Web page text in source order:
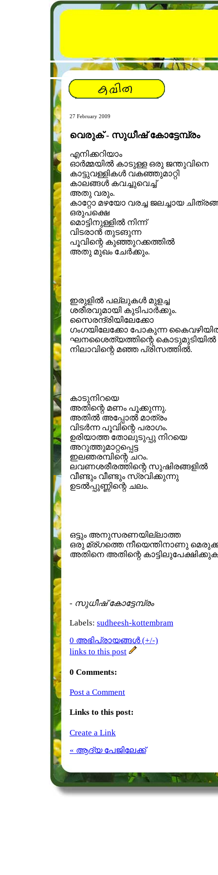
27 February 2009
വെരുക് - സുധീഷ് കോട്ടേമ്പ്രം
എനിക്കറിയാം
ഓര്‍മ്മയില്‍ കാടുള്ള ഒരു ജന്തുവിനെ
കാട്ടുവള്ളികള്‍ വകഞ്ഞുമാറ്റി
കാലങ്ങള്‍ കവച്ചുവെച്ച്
അതു വരും.
കാറ്റോ മഴയോ വര‍ച്ച ജലച്ചായ
ഒരുപക്ഷെ
മൊട്ടിനുള്ളില്‍ നിന്ന്
വിടരാന്‍ തുടങുന്ന
പൂവിന്റെ കുഞ്ഞുറക്കത്തില്‍
അതു മുഖം ചേര്‍ക്കും.
ഇരുളില്‍ പല്ലുകള്‍ മുളച്ച
ശരീരവുമായി കുടിപാര്‍ക്കും.
സൈരന്ദ്രിയിലേക്കോ
ഗംഗയിലേക്കോ പോകുന്ന
ഘനശൈത്യത്തിന്റെ കൊടുമുടിയില്‍
നിലാവിന്റെ മഞ്ഞ പ്രിസത്തില്‍.
കാടുനിറയെ
അതിന്റെ മണം പൂക്കുന്നു.
അതില്‍ അപ്പോല്‍ മാത്രം
വിടര്‍ന്ന പൂവിന്റെ പരാഗം.
ഉരിയാത്ത തോലുടുപ്പു നിറയെ
അറുത്തുമാറ്റപ്പെട്ട
ഇലഞരമ്പിന്റെ ചറം.
ലവണശരീരത്തിന്റെ സുഷിരങ്ങളില്‍
വീണ്ടും വീണ്ടും സ്രവിക്കുന്നു
ഉടല്‍പ്പുണ്ണിന്റെ ചലം.
ഒട്ടും അനുസരണയില്ലാത്ത
ഒരു മ്ര്ഗത്തെ നീയെന്തിനാണു
അതിനെ അതിന്റെ
- സുധീഷ് കോട്ടേമ്പ്രം
Labels: sudheesh-kottembram
0 അഭിപ്രായങ്ങള്‍ (+/-)
links to this post
0 Comments:
Post a Comment
Links to this post:
Create a Link
« ആദ്യ പേജിലേക്ക്